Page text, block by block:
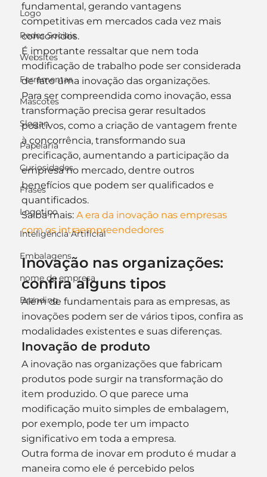
Logo
Redes Sociais
Websites
Ferramentas
Mascotes
Slogan
Papelaria
Curiosidades
Frases
Logotipo
Inteligência Artificial
Embalagens
nome de empresa
Branding
fundamental, gerando vantagens
competitivas em mercados cada vez mais
concorridos.
É importante ressaltar que nem toda
modificação de trabalho pode ser considerada
de fato uma inovação das organizações.
Para ser compreendida como inovação, essa
transformação precisa gerar resultados
positivos, como a criação de vantagem frente
à concorrência, transformando sua
precificação, aumentando a participação da
empresa no mercado, dentre outros
benefícios que podem ser qualificados e
quantificados.
Saiba mais: A era da inovação nas empresas
com os intraempreendedores
Inovação nas organizações:
confira alguns tipos
Além de fundamentais para as empresas, as
inovações podem ser de vários tipos, confira as
modalidades existentes e suas diferenças.
Inovação de produto
A inovação nas organizações que fabricam
produtos pode surgir na transformação do
item produzido. O que parece uma
modificação muito simples de embalagem,
por exemplo, pode ter um impacto
significativo em toda a empresa.
Outra forma de inovar em produto é mudar a
maneira como ele é percebido pelos